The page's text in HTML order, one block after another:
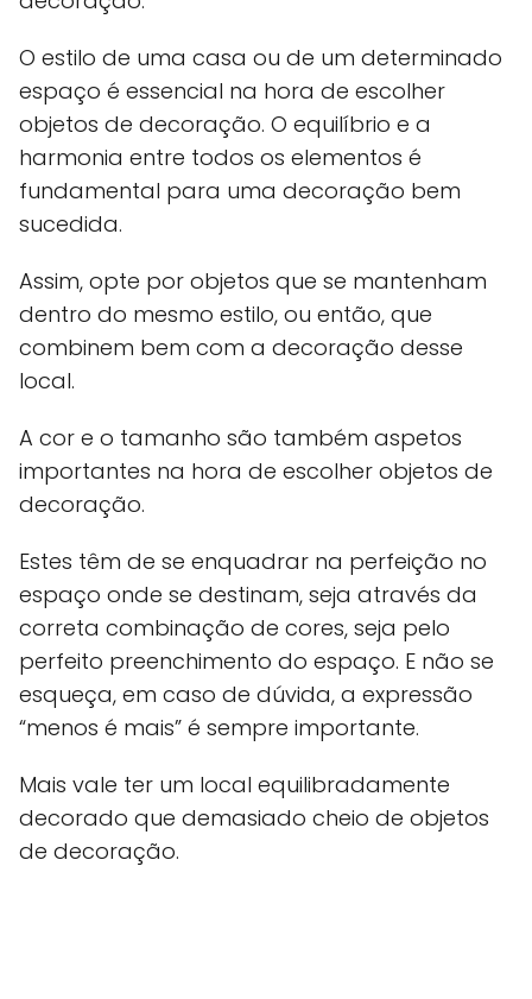
O estilo de uma casa ou de um determinado
espaço é essencial na hora de escolher
objetos de decoração. O equilíbrio e a
harmonia entre todos os elementos é
fundamental para uma decoração bem
sucedida.
Assim, opte por objetos que se mantenham
dentro do mesmo estilo, ou então, que
combinem bem com a decoração desse
local.
A cor e o tamanho são também aspetos
importantes na hora de escolher objetos de
decoração.
Estes têm de se enquadrar na perfeição no
espaço onde se destinam, seja através da
correta combinação de cores, seja pelo
perfeito preenchimento do espaço. E não se
esqueça, em caso de dúvida, a expressão
“menos é mais” é sempre importante.
Mais vale ter um local equilibradamente
decorado que demasiado cheio de objetos
de decoração.